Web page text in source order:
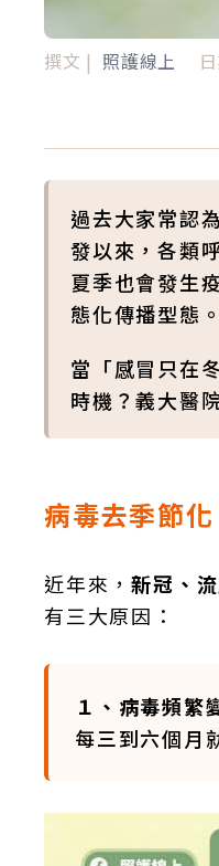
撰文 | 照護線上
過去大家常認
發以來，各類
夏季也會發生
態化傳播型態。
當「感冒只在
時機？義大醫
病毒去季節
近年來，新冠、
有三大原因：
１、病毒頻繁
每三到六個月